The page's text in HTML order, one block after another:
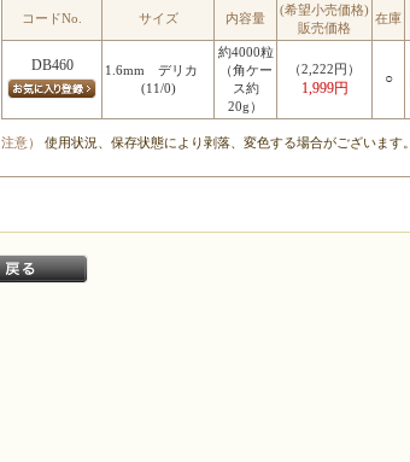
コードNo. サイズ 内容量
(希望小売価格)
販売価格
在庫
DB460
1.6mm デリカ
(11/0)
約4000粒
（角ケー
ス約
20g）
（2,222円）
1,999円
○
注意） 使用状況、保存状態により剥落、変色する場合がございます。